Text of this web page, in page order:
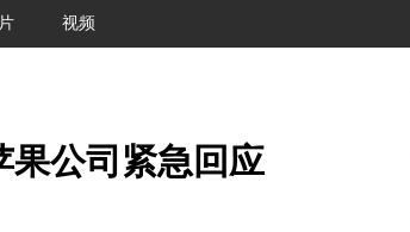
视频
果公司紧急回应